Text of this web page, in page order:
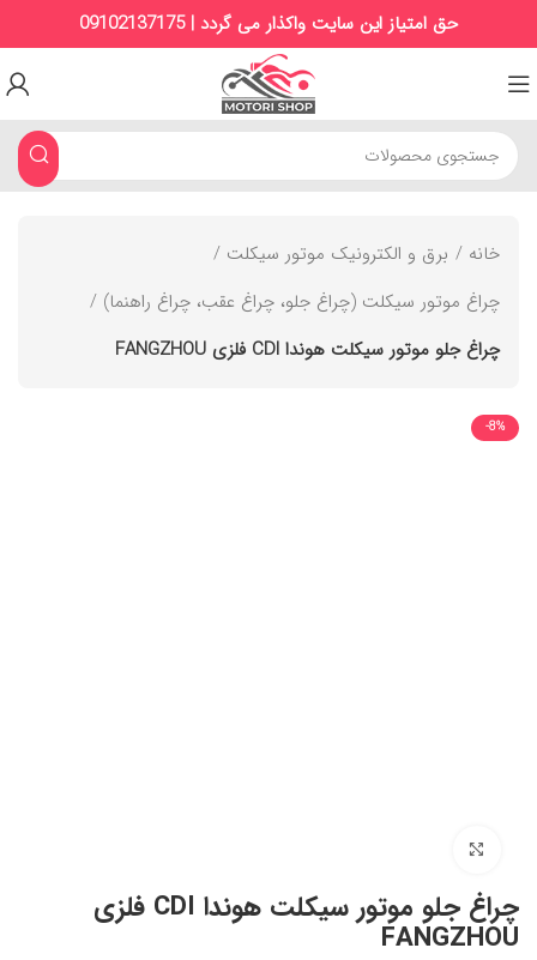
حق امتیاز این سایت واکذار می گردد | 09102137175
خانه
برق و الکترونیک موتور سیکلت
چراغ‌ موتور سیکلت (چراغ جلو، چراغ عقب، چراغ راهنما)
چراغ جلو موتور سیکلت هوندا CDI فلزی FANGZHOU
-8%
چراغ جلو موتور سیکلت هوندا CDI فلزی
FANGZHOU